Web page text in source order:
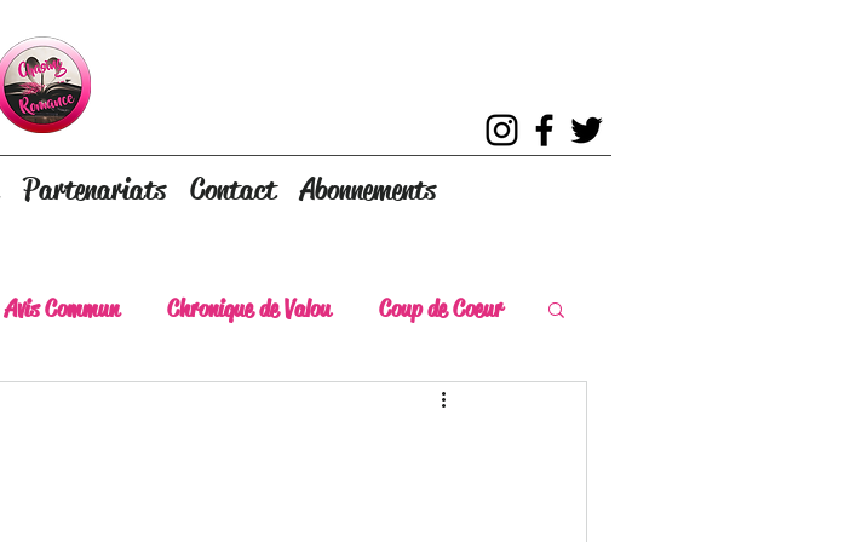
Partenariats Contact Abonnements
Avis Commun Chronique de Valou Coup de Coeur
Coup de Chaud